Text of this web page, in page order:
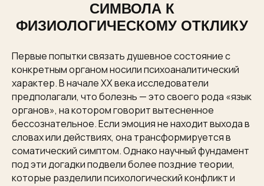
СИМВОЛА К
ФИЗИОЛОГИЧЕСКОМУ ОТКЛИКУ
Первые попытки связать душевное состояние с
конкретным органом носили психоаналитический
характер. В начале XX века исследователи
предполагали, что болезнь — это своего рода «язык
органов», на котором говорит вытесненное
бессознательное. Если эмоция не находит выхода в
словах или действиях, она трансформируется в
соматический симптом. Однако научный фундамент
под эти догадки подвели более поздние теории,
которые разделили психологический конфликт и